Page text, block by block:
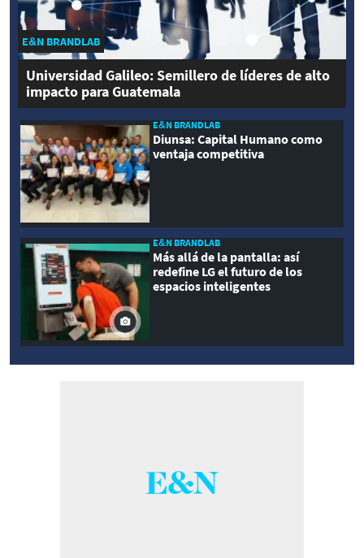
E&N BRANDLAB
Universidad Galileo: Semillero de líderes de alto
impacto para Guatemala
E&N BRANDLAB
Diunsa: Capital Humano como
ventaja competitiva
E&N BRANDLAB
Más allá de la pantalla: así
redefine LG el futuro de los
espacios inteligentes